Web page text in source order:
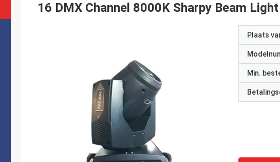
16 DMX Channel 8000K Sharpy Beam
Plaats
Min.